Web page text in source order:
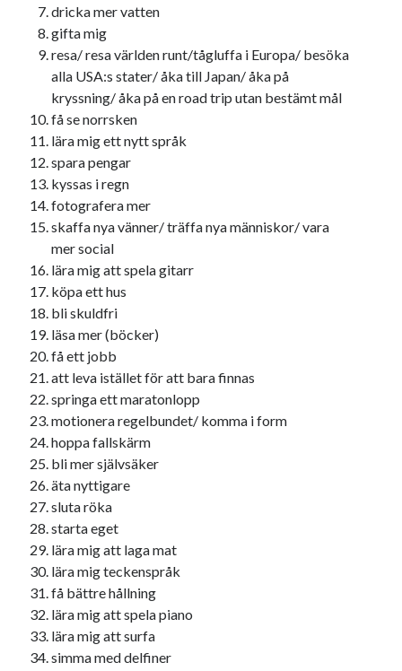
Dessa har något gemensamt
Fantastiskt välformulerad moderecensent
Onödiga citattecken
Dessa har något helt annat gemensamt
En amerikansk språkpolis
Fula biblioteksböcker
Egna länkar
Bokstävlar & AI – mitt levebröd. Gå en kurs!
Den stora bloggläsarvärvsveckan
Köttfärslimpan på allas läppar
Vad ska du laga för mat idag? (Recept!)
Meta
Logga in
Flöde för inlägg
Flöde för kommentarer
WordPress.org
dricka mer vatten
gifta mig
resa/ resa världen runt/tågluffa i Europa/ besöka
alla USA:s stater/ åka till Japan/ åka på
kryssning/ åka på en road trip utan bestämt mål
få se norrsken
lära mig ett nytt språk
spara pengar
kyssas i regn
fotografera mer
skaffa nya vänner/ träffa nya människor/ vara
mer social
lära mig att spela gitarr
köpa ett hus
bli skuldfri
läsa mer (böcker)
få ett jobb
att leva istället för att bara finnas
springa ett maratonlopp
motionera regelbundet/ komma i form
hoppa fallskärm
bli mer självsäker
äta nyttigare
sluta röka
starta eget
lära mig att laga mat
lära mig teckenspråk
få bättre hållning
lära mig att spela piano
lära mig att surfa
simma med delfiner